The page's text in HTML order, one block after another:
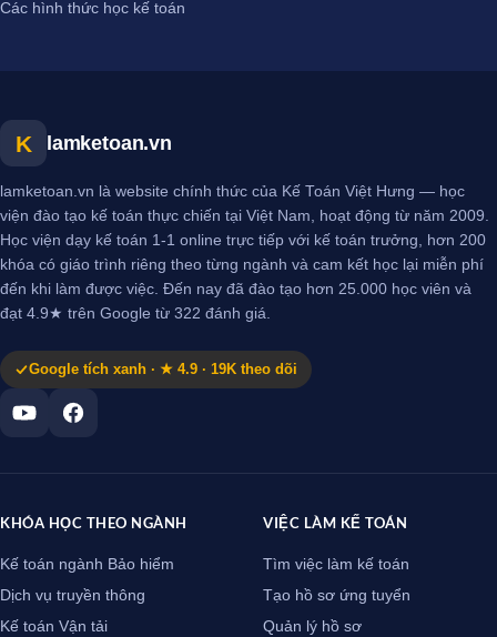
Các hình thức học kế toán
K lamketoan.vn
lamketoan.vn là website chính thức của Kế Toán Việt Hưng — học
viện đào tạo kế toán thực chiến tại Việt Nam, hoạt động từ năm 2009.
Học viện dạy kế toán 1-1 online trực tiếp với kế toán trưởng, hơn 200
khóa có giáo trình riêng theo từng ngành và cam kết học lại miễn phí
đến khi làm được việc. Đến nay đã đào tạo hơn 25.000 học viên và
đạt 4.9★ trên Google từ 322 đánh giá.
Google tích xanh · ★ 4.9 · 19K theo dõi
KHÓA HỌC THEO NGÀNH
Kế toán ngành Bảo hiểm
Dịch vụ truyền thông
Kế toán Vận tải
VIỆC LÀM KẾ TOÁN
Tìm việc làm kế toán
Tạo hồ sơ ứng tuyển
Quản lý hồ sơ